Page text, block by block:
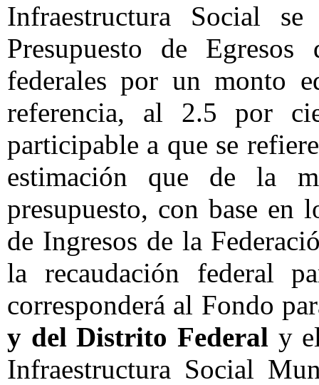
Infraestructura Social
Presupuesto de
federales por un monto
referencia, al 2.5 por
participable a que se
estimación que de la
presupuesto, con base en
de Ingresos de la
la recaudación federal
corresponderá al Fondo
y del Distrito Federal y
Infraestructura Social